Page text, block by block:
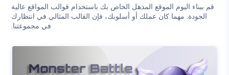
قم ببناء اليوم الموقع المذهل الخاص بك باستخدام قوالب المواقع عالية
الجودة. مهما كان عملك أو أسلوبك، فإن القالب المثالي في انتظارك
في مجموعتنا.